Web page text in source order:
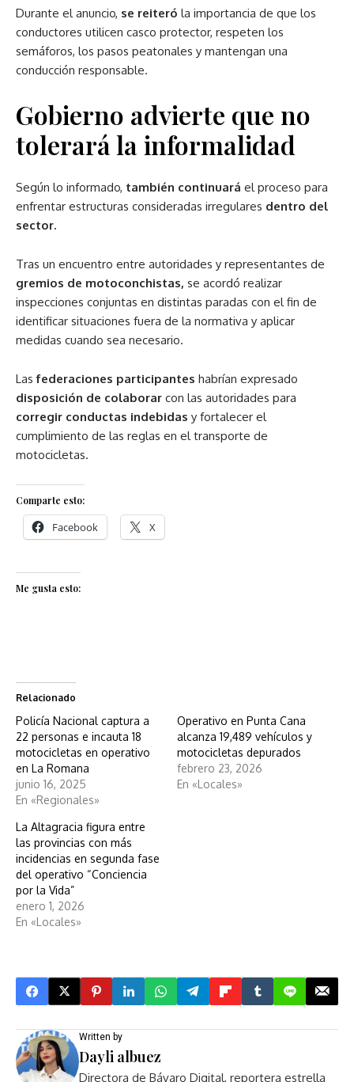
Durante el anuncio, se reiteró la importancia de que los
conductores utilicen casco protector, respeten los
semáforos, los pasos peatonales y mantengan una
conducción responsable.
Gobierno advierte que no
tolerará la informalidad
Según lo informado, también continuará el proceso para
enfrentar estructuras consideradas irregulares dentro del
sector.
Tras un encuentro entre autoridades y representantes de
gremios de motoconchistas, se acordó realizar
inspecciones conjuntas en distintas paradas con el fin de
identificar situaciones fuera de la normativa y aplicar
medidas cuando sea necesario.
Lasfederaciones participantes habrían expresado
disposición de colaborar con las autoridades para
corregir conductas indebidas y fortalecer el
cumplimiento de las reglas en el transporte de
motocicletas.
Comparte esto:
Facebook X
Me gusta esto:
Relacionado
Policía Nacional captura a
22 personas e incauta 18
motocicletas en operativo
en La Romana
junio 16, 2025
En «Regionales»
Operativo en Punta Cana
alcanza 19,489 vehículos y
motocicletas depurados
febrero 23, 2026
En «Locales»
La Altagracia figura entre
las provincias con más
incidencias en segunda fase
del operativo “Conciencia
por la Vida”
enero 1, 2026
En «Locales»
Written by
Dayli albuez
Directora de Bávaro Digital, reportera estrella